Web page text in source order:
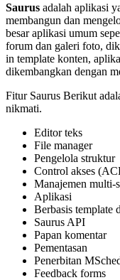
Saurus adalah aplikasi
membangun dan
besar aplikasi umum
forum dan galeri foto,
in template konten,
dikembangkan dengan
Fitur Saurus Berikut
nikmati.
Editor teks
File manager
Pengelola struktur
Control akses
Manajemen multi-
Aplikasi
Berbasis template
Saurus API
Papan komentar
Pementasan
Penerbitan
Feedback forms